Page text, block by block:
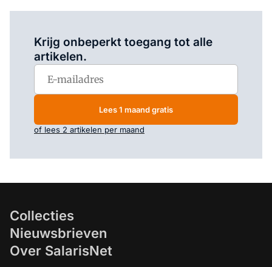
Krijg onbeperkt toegang tot alle
artikelen.
Lees 1 maand gratis
of lees 2 artikelen per maand
Collecties
Nieuwsbrieven
Over SalarisNet